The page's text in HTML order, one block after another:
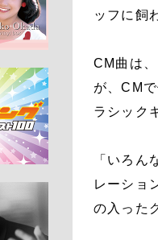
ッフに飼
CM曲は
が、CM
ラシック
「いろ
レーショ
の入った